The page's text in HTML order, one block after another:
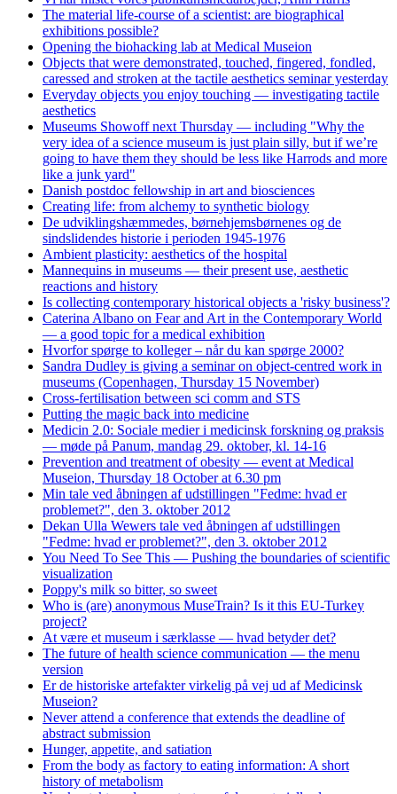
The material life-course of a scientist: are biographical
exhibitions possible?
Opening the biohacking lab at Medical Museion
Objects that were demonstrated, touched, fingered, fondled,
caressed and stroken at the tactile aesthetics seminar yesterday
Everyday objects you enjoy touching — investigating tactile
aesthetics
Museums Showoff next Thursday — including "Why the
very idea of a science museum is just plain silly, but if we’re
going to have them they should be less like Harrods and more
like a junk yard"
Danish postdoc fellowship in art and biosciences
Creating life: from alchemy to synthetic biology
De udviklingshæmmedes, børnehjemsbørnenes og de
sindslidendes historie i perioden 1945-1976
Ambient plasticity: aesthetics of the hospital
Mannequins in museums — their present use, aesthetic
reactions and history
Is collecting contemporary historical objects a 'risky business'?
Caterina Albano on Fear and Art in the Contemporary World
— a good topic for a medical exhibition
Hvorfor spørge to kolleger – når du kan spørge 2000?
Sandra Dudley is giving a seminar on object-centred work in
museums (Copenhagen, Thursday 15 November)
Cross-fertilisation between sci comm and STS
Putting the magic back into medicine
Medicin 2.0: Sociale medier i medicinsk forskning og praksis
— møde på Panum, mandag 29. oktober, kl. 14-16
Prevention and treatment of obesity — event at Medical
Museion, Thursday 18 October at 6.30 pm
Min tale ved åbningen af udstillingen "Fedme: hvad er
problemet?", den 3. oktober 2012
Dekan Ulla Wewers tale ved åbningen af udstillingen
"Fedme: hvad er problemet?", den 3. oktober 2012
You Need To See This — Pushing the boundaries of scientific
visualization
Poppy's milk so bitter, so sweet
Who is (are) anonymous MuseTrain? Is it this EU-Turkey
project?
At være et museum i særklasse — hvad betyder det?
The future of health science communication — the menu
version
Er de historiske artefakter virkelig på vej ud af Medicinsk
Museion?
Never attend a conference that extends the deadline of
abstract submission
Hunger, appetite, and satiation
From the body as factory to eating information: A short
history of metabolism